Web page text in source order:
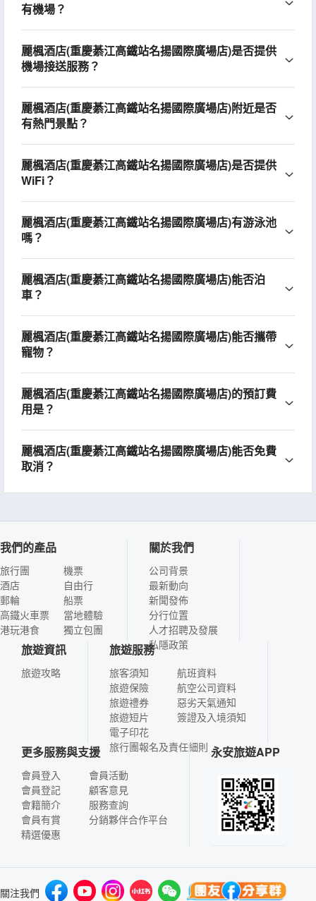
有機場？
麗楓酒店(重慶綦江高鐵站名揚國際廣場店)是否提供
機場接送服務？
麗楓酒店(重慶綦江高鐵站名揚國際廣場店)附近是否
有熱門景點？
麗楓酒店(重慶綦江高鐵站名揚國際廣場店)是否提供
WiFi？
麗楓酒店(重慶綦江高鐵站名揚國際廣場店)有游泳池
嗎？
麗楓酒店(重慶綦江高鐵站名揚國際廣場店)能否泊
車？
麗楓酒店(重慶綦江高鐵站名揚國際廣場店)能否攜帶
寵物？
麗楓酒店(重慶綦江高鐵站名揚國際廣場店)的預訂費
用是？
麗楓酒店(重慶綦江高鐵站名揚國際廣場店)能否免費
取消？
我們的產品
旅行團
酒店
郵輪
高鐵火車票
港玩港食
機票
自由行
船票
當地體驗
獨立包團
關於我們
公司背景
最新動向
新聞發佈
分行位置
人才招聘及發展
私隱政策
旅遊資訊
旅遊攻略
旅遊服務
旅客須知
旅遊保險
旅遊禮券
旅遊短片
電子印花
航班資料
航空公司資料
惡劣天氣通知
簽證及入境須知
旅行團報名及責任細則
更多服務與支援
會員登入
會員登記
會籍簡介
會員有賞
精選優惠
會員活動
顧客意見
服務查詢
分銷夥伴合作平台
永安旅遊APP
關注我們